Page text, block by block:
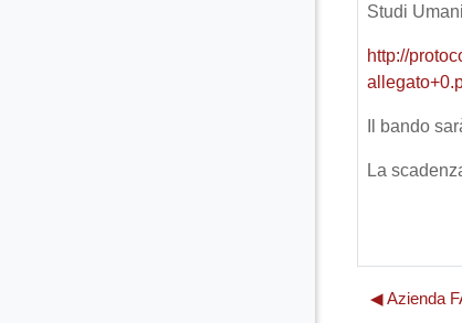
Studi
http://
Il bando
La
◀︎ Azienda